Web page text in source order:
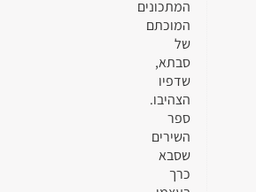
המתכונים
המוכתם
של
סבתא,
שדפיו
הצהיבו.
ספר
השירים
שסבא
כרך